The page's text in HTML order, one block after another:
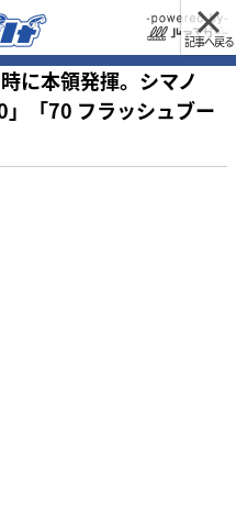
記事へ戻る
に本領発揮。シマノ
」「70 フラッシュブー